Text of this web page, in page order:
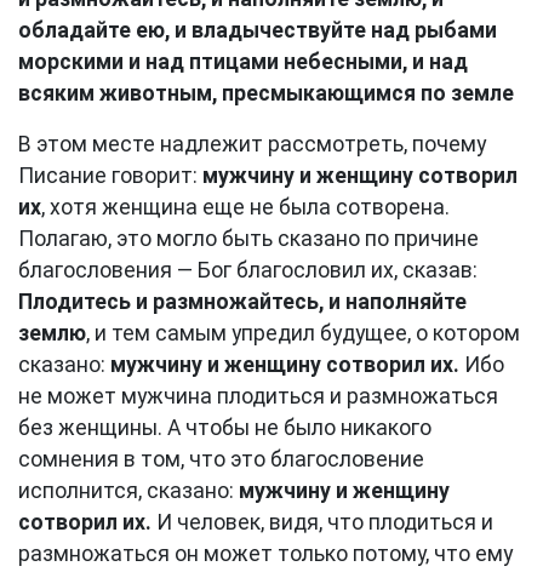
обладайте ею, и владычествуйте над рыбами
морскими и над птицами небесными, и над
всяким животным, пресмыкающимся по земле
В этом месте надлежит рассмотреть, почему
Писание говорит: мужчину и женщину сотворил
их, хотя женщина еще не была сотворена.
Полагаю, это могло быть сказано по причине
благословения — Бог благословил их, сказав:
Плодитесь и размножайтесь, и наполняйте
землю, и тем самым упредил будущее, о котором
сказано: мужчину и женщину сотворил их. Ибо
не может мужчина плодиться и размножаться
без женщины. А чтобы не было никакого
сомнения в том, что это благословение
исполнится, сказано: мужчину и женщину
сотворил их. И человек, видя, что плодиться и
размножаться он может только потому, что ему